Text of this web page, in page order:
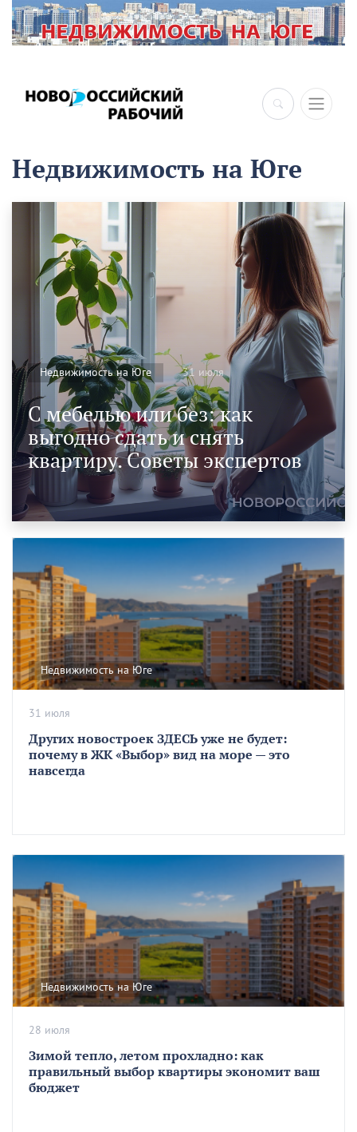
×
Недвижимость на Юге
С мебелью или без: как
выгодно сдать и снять
квартиру. Советы экспертов
Недвижимость на Юге 31 июля
Недвижимость на Юге
Других новостроек ЗДЕСЬ уже не будет:
почему в ЖК «Выбор» вид на море — это
навсегда
31 июля
Недвижимость на Юге
Зимой тепло, летом прохладно: как
правильный выбор квартиры экономит ваш
бюджет
28 июля